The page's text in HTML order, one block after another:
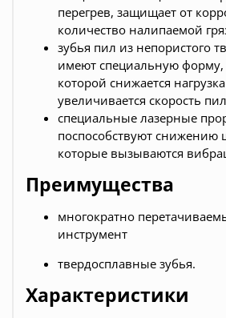
перегрев, защищает от
количество налипаемой
зубья пил из непористого
имеют специальную форму,
которой снижается
увеличивается скорость
специальные лазерные
поспособствуют снижению
которые вызываются
Преимущества
многократно
инструмент
твердосплавные зубья.
Характеристики